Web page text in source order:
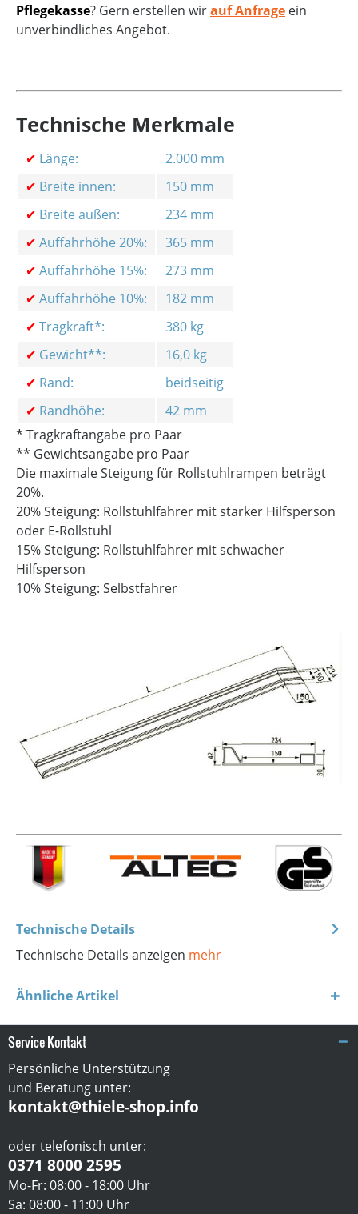
Pflegekasse? Gern erstellen wirauf Anfrage ein
unverbindliches Angebot.
Technische Merkmale
✔ Länge:
2.000 mm
✔ Breite innen:
150 mm
✔ Breite außen:
234 mm
✔ Auffahrhöhe 20%:
365 mm
✔ Auffahrhöhe 15%:
273 mm
✔ Auffahrhöhe 10%:
182 mm
✔ Tragkraft*:
380 kg
✔ Gewicht**:
16,0 kg
✔ Rand:
beidseitig
✔ Randhöhe:
42 mm
* Tragkraftangabe pro Paar
** Gewichtsangabe pro Paar
Die maximale Steigung für Rollstuhlrampen beträgt
20%.
20% Steigung: Rollstuhlfahrer mit starker Hilfsperson
oder E-Rollstuhl
15% Steigung: Rollstuhlfahrer mit schwacher
Hilfsperson
10% Steigung: Selbstfahrer
Technische Details
Technische Details anzeigen mehr
Ähnliche Artikel
Service Kontakt
Persönliche Unterstützung
und Beratung unter:
kontakt@thiele-shop.info
oder telefonisch unter:
0371 8000 2595
Mo-Fr: 08:00 - 18:00 Uhr
Sa: 08:00 - 11:00 Uhr